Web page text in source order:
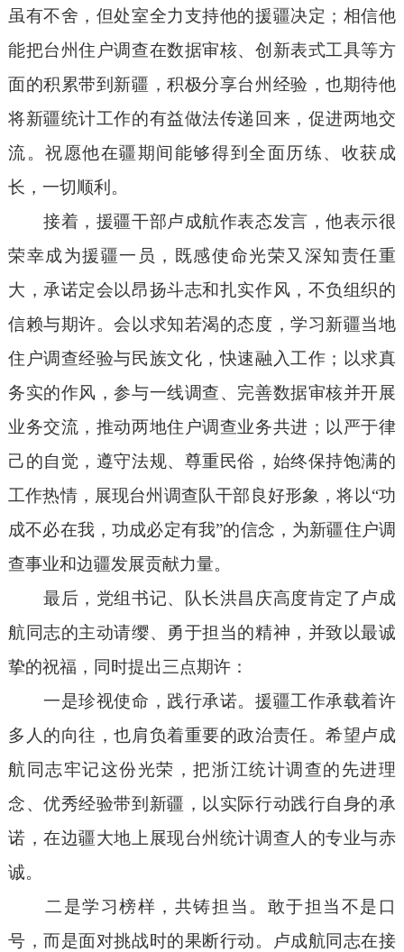
虽有不舍，但处室全力支持他的援疆决定；相信他
能把台州住户调查在数据审核、创新表式工具等方
面的积累带到新疆，积极分享台州经验，也期待他
将新疆统计工作的有益做法传递回来，促进两地交
流。祝愿他在疆期间能够得到全面历练、收获成
长，一切顺利。
接着，援疆干部卢成航作表态发言，他表示很
荣幸成为援疆一员，既感使命光荣又深知责任重
大，承诺定会以昂扬斗志和扎实作风，不负组织的
信赖与期许。会以求知若渴的态度，学习新疆当地
住户调查经验与民族文化，快速融入工作；以求真
务实的作风，参与一线调查、完善数据审核并开展
业务交流，推动两地住户调查业务共进；以严于律
己的自觉，遵守法规、尊重民俗，始终保持饱满的
工作热情，展现台州调查队干部良好形象，将以“功
成不必在我，功成必定有我”的信念，为新疆住户调
查事业和边疆发展贡献力量。
最后，党组书记、队长洪昌庆高度肯定了卢成
航同志的主动请缨、勇于担当的精神，并致以最诚
挚的祝福，同时提出三点期许：
一是珍视使命，践行承诺。援疆工作承载着许
多人的向往，也肩负着重要的政治责任。希望卢成
航同志牢记这份光荣，把浙江统计调查的先进理
念、优秀经验带到新疆，以实际行动践行自身的承
诺，在边疆大地上展现台州统计调查人的专业与赤
诚。
二是学习榜样，共铸担当。敢于担当不是口
号，而是面对挑战时的果断行动。卢成航同志在接